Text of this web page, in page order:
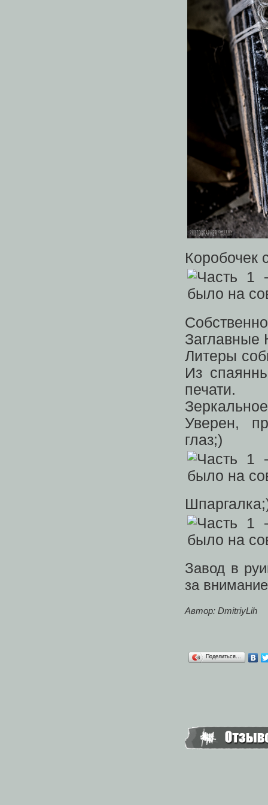
Коробочек
Литеры
Из
печати.
Уверен,
глаз;)
Завод в
за
Автор: DmitriyLih
Поделиться…